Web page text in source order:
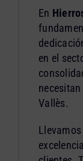
En
en el
Vallès.